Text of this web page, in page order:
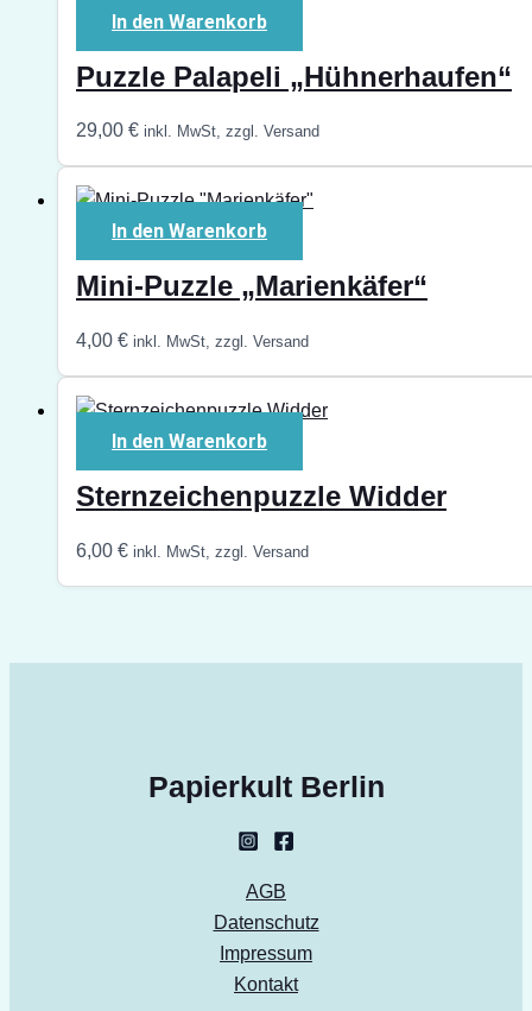
In den Warenkorb
Puzzle Palapeli „Hühnerhaufen“
29,00 € inkl. MwSt, zzgl. Versand
In den Warenkorb
Mini-Puzzle „Marienkäfer“
4,00 € inkl. MwSt, zzgl. Versand
In den Warenkorb
Sternzeichenpuzzle Widder
6,00 € inkl. MwSt, zzgl. Versand
Papierkult Berlin
AGB
Datenschutz
Impressum
Kontakt